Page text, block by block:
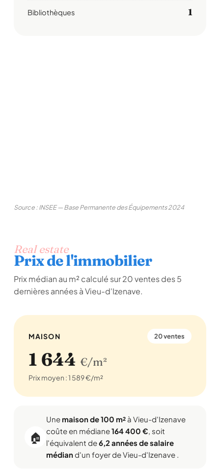
Bibliothèques 1
Source : INSEE — Base Permanente des Équipements 2024
Real estate
Prix de l'immobilier
Prix médian au m² calculé sur 20 ventes des 5
dernières années à Vieu-d'Izenave.
MAISON 20 ventes
1 644 €/m²
Prix moyen : 1 589 €/m²
🏠
Une maison de 100 m² à Vieu-d'Izenave
coûte en médiane164 400 €, soit
l'équivalent de6,2 années de salaire
médiand'un foyer de Vieu-d'Izenave .